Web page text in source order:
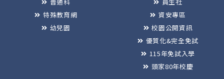
特殊教育網
幼兒園
資安專區
校園公開資訊
優質化&完全免試
115年免試入學
頭家80年校慶